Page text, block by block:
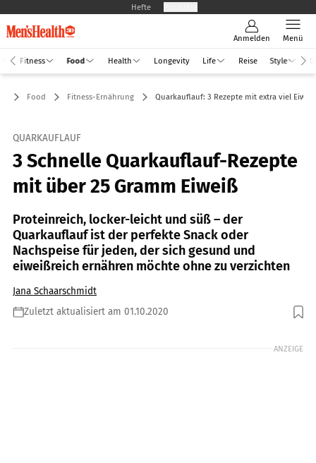
Hefte
Anmelden Menü
Fitness Food Health Longevity Life Reise Style
Food Fitness-Ernährung Quarkauflauf: 3 Rezepte mit extra viel Eiweiß
QUARKAUFLAUF
3 Schnelle Quarkauflauf-Rezepte
mit über 25 Gramm Eiweiß
Proteinreich, locker-leicht und süß – der
Quarkauflauf ist der perfekte Snack oder
Nachspeise für jeden, der sich gesund und
eiweißreich ernähren möchte ohne zu verzichten
Jana Schaarschmidt
Zuletzt aktualisiert am 01.10.2020
Foto: Roman Kosolapov / Shutterstock.com
ANZEIGE